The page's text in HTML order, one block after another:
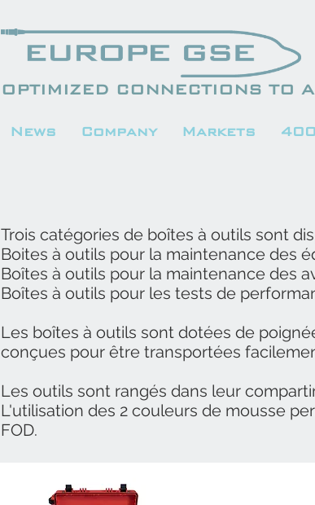
OPTIMIZED CONNECTIONS TO
News Company Markets
Trois catégories de boîtes à outils sont
Boites à outils pour la maintenance des
Boîtes à outils pour la maintenance des
Boîtes à outils pour les tests de
Les boîtes à outils sont dotées de
conçues pour être transportées
Les outils sont rangés dans leur
L'utilisation des 2 couleurs de mousse
FOD.